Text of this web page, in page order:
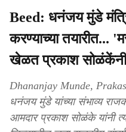
Beed: धनंजय मुंडे
करण्याच्या तयारीत...
खेळत प्रकाश सोळंकेंनी
Dhananjay Munde,
धनंजय मुंडे यांच्या संभाव्य
आमदार प्रकाश सोळंके यांनी